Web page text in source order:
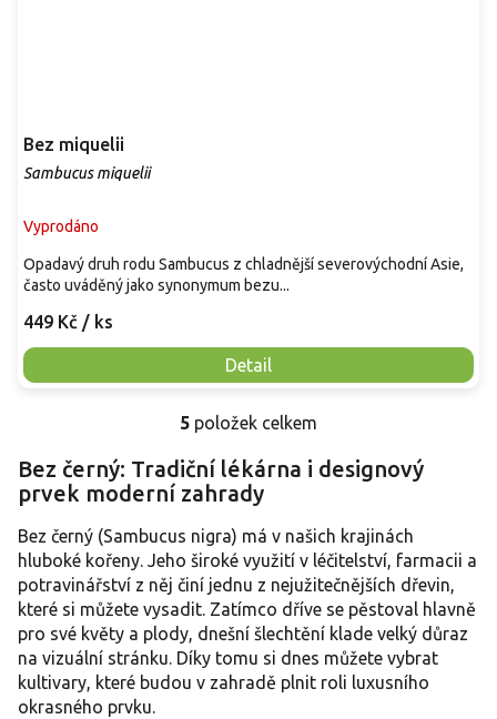
Bez miquelii
Sambucus miquelii
Vyprodáno
449 Kč / ks
Detail
Opadavý druh rodu Sambucus z chladnější severovýchodní Asie,
často uváděný jako synonymum bezu...
O
l
á
a
c
í
r
v
k
y
5 položek celkem
Bez černý: Tradiční lékárna i designový
prvek moderní zahrady
Bez černý (Sambucus nigra) má v našich krajinách
hluboké kořeny. Jeho široké využití v léčitelství, farmacii a
potravinářství z něj činí jednu z nejužitečnějších dřevin,
které si můžete vysadit. Zatímco dříve se pěstoval hlavně
pro své květy a plody, dnešní šlechtění klade velký důraz
na vizuální stránku. Díky tomu si dnes můžete vybrat
kultivary, které budou v zahradě plnit roli luxusního
okrasného prvku.